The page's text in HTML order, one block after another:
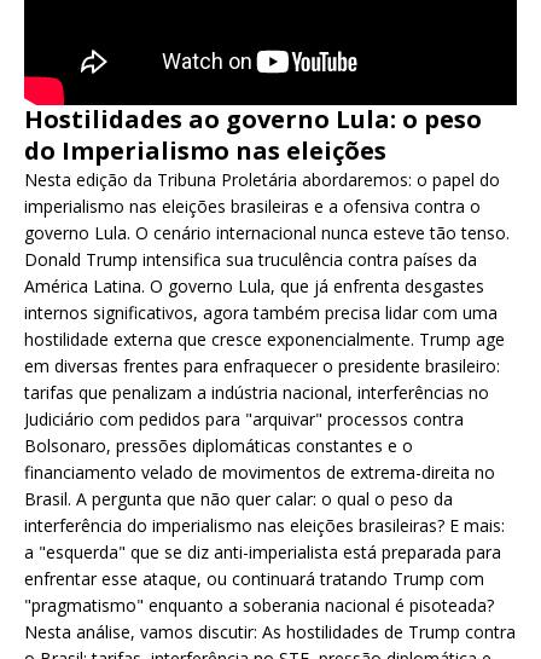
Hostilidades ao governo Lula: o peso
do Imperialismo nas eleições
Nesta edição da Tribuna Proletária abordaremos: o papel do
imperialismo nas eleições brasileiras e a ofensiva contra o
governo Lula. O cenário internacional nunca esteve tão tenso.
Donald Trump intensifica sua truculência contra países da
América Latina. O governo Lula, que já enfrenta desgastes
internos significativos, agora também precisa lidar com uma
hostilidade externa que cresce exponencialmente. Trump age
em diversas frentes para enfraquecer o presidente brasileiro:
tarifas que penalizam a indústria nacional, interferências no
Judiciário com pedidos para "arquivar" processos contra
Bolsonaro, pressões diplomáticas constantes e o
financiamento velado de movimentos de extrema-direita no
Brasil. A pergunta que não quer calar: o qual o peso da
interferência do imperialismo nas eleições brasileiras? E mais:
a "esquerda" que se diz anti-imperialista está preparada para
enfrentar esse ataque, ou continuará tratando Trump com
"pragmatismo" enquanto a soberania nacional é pisoteada?
Nesta análise, vamos discutir: As hostilidades de Trump contra